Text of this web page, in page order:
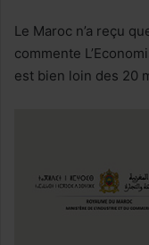
Le Maroc n’a reçu
commente
est bien loin des 20